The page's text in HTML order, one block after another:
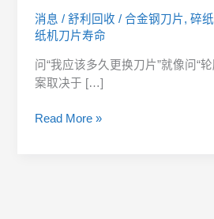
消息 /舒利回收/合金钢刀片,碎
纸机刀片寿命
问“我应该多久更换刀片”就像问“
案取决于 […]
Read More »